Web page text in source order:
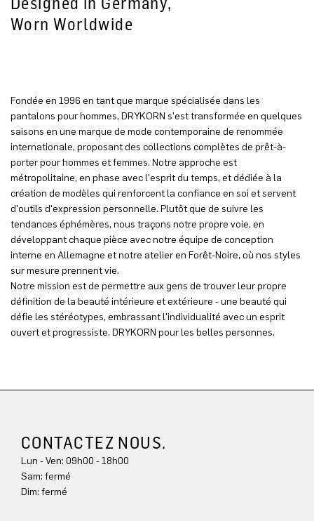
Worn Worldwide
Fondée en 1996 en tant que marque spécialisée dans les
pantalons pour hommes, DRYKORN s'est transformée en quelques
saisons en une marque de mode contemporaine de renommée
internationale, proposant des collections complètes de prêt-à-
porter pour hommes et femmes. Notre approche est
métropolitaine, en phase avec l'esprit du temps, et dédiée à la
création de modèles qui renforcent la confiance en soi et servent
d'outils d'expression personnelle. Plutôt que de suivre les
tendances éphémères, nous traçons notre propre voie, en
développant chaque pièce avec notre équipe de conception
interne en Allemagne et notre atelier en Forêt-Noire, où nos styles
sur mesure prennent vie.
Notre mission est de permettre aux gens de trouver leur propre
définition de la beauté intérieure et extérieure - une beauté qui
défie les stéréotypes, embrassant l'individualité avec un esprit
ouvert et progressiste. DRYKORN pour les belles personnes.
CONTACTEZ NOUS.
Lun - Ven: 09h00 - 18h00
Sam: fermé
Dim: fermé